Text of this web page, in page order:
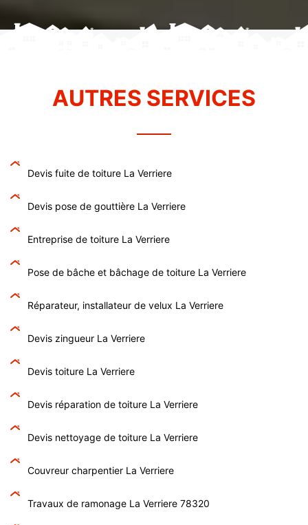
AUTRES SERVICES
Devis fuite de toiture La Verriere
Devis pose de gouttière La Verriere
Entreprise de toiture La Verriere
Pose de bâche et bâchage de toiture La Verriere
Réparateur, installateur de velux La Verriere
Devis zingueur La Verriere
Devis toiture La Verriere
Devis réparation de toiture La Verriere
Devis nettoyage de toiture La Verriere
Couvreur charpentier La Verriere
Travaux de ramonage La Verriere 78320